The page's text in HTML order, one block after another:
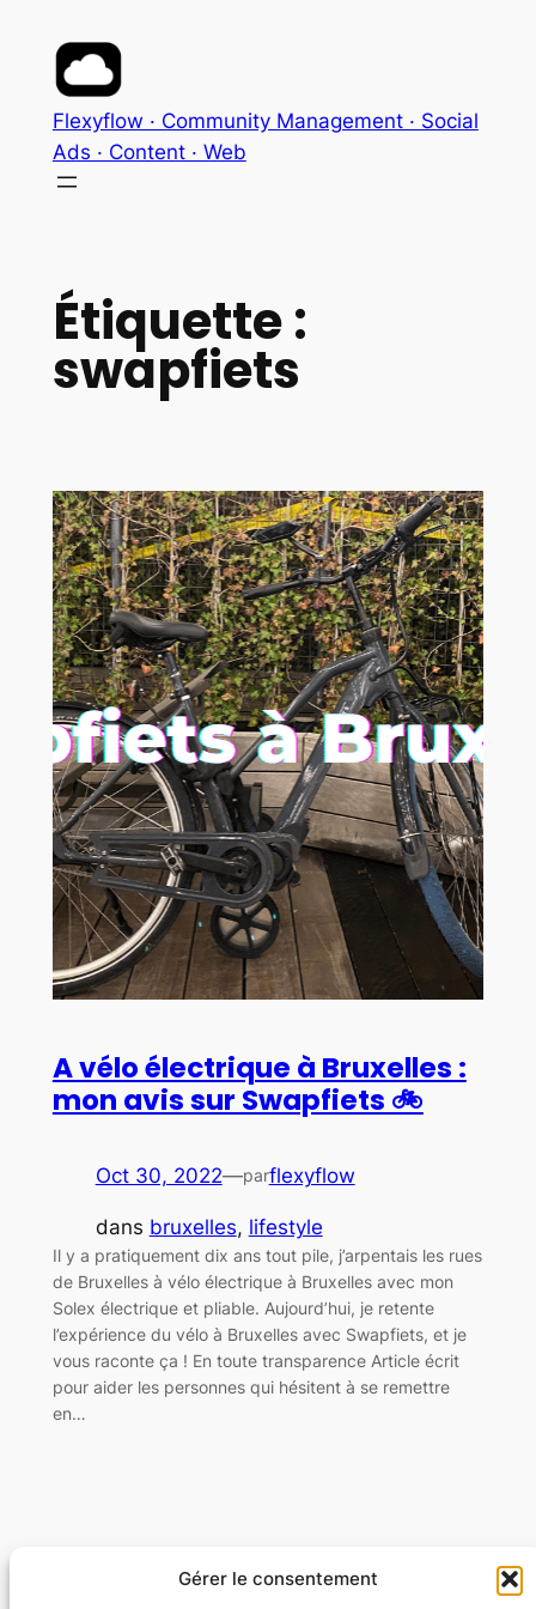
Gérer le consentement
contenu
Flexyflow · Community Management · Social
Ads · Content · Web
Étiquette :
swapfiets
A vélo électrique à Bruxelles :
mon avis sur Swapfiets 🚲
Oct 30, 2022—parflexyflow
dans bruxelles, lifestyle
Il y a pratiquement dix ans tout pile, j’arpentais les rues
de Bruxelles à vélo électrique à Bruxelles avec mon
Solex électrique et pliable. Aujourd’hui, je retente
l’expérience du vélo à Bruxelles avec Swapfiets, et je
vous raconte ça ! En toute transparence Article écrit
pour aider les personnes qui hésitent à se remettre
en…
Flexyflow · Community Management · Social